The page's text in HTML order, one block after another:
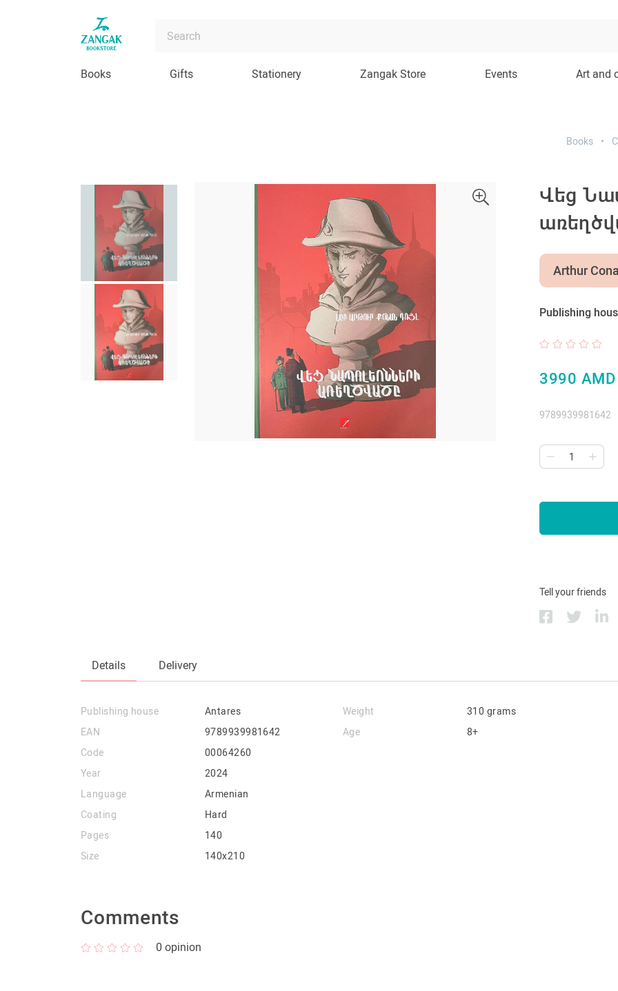
Books Gifts Stationery Zangak Store Events Art and
Books
Վեց
Arthur
Publishing
3990 AMD
9789939981642
Tell your friends
Details Delivery
Publishing house
Antares
EAN
9789939981642
Code
00064260
Year
2024
Language
Armenian
Coating
Hard
Pages
140
Size
140x210
Weight
310 grams
Age
8+
Comments
0 opinion